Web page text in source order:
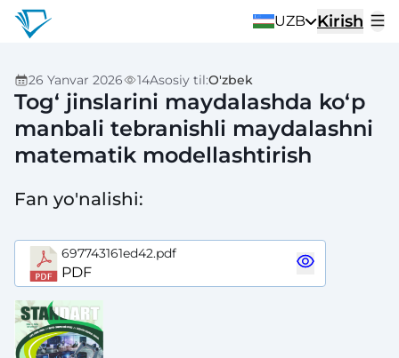
UZB Kirish
26 Yanvar 2026 14Asosiy til:O'zbek
Tog‘ jinslarini maydalashda ko‘p
manbali tebranishli maydalashni
matematik modellashtirish
Fan yo'nalishi:
697743161ed42.pdf
PDF